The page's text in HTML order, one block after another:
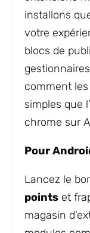
installons
votre
blocs de
comment
simples que
chrome sur
Pour
Lancez le
points et
magasin